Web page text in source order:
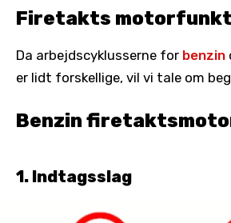
Firetakts
Da arbejdscyklusserne for benzin
er lidt forskellige, vil vi tale om
Benzin
1. Indtagsslag